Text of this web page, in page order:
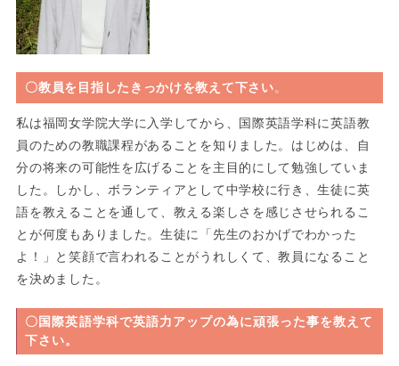
〇教員を目指したきっかけを教えて下さい。
私は福岡女学院大学に入学してから、国際英語学科に英語教
員のための教職課程があることを知りました。はじめは、自
分の将来の可能性を広げることを主目的にして勉強していま
した。しかし、ボランティアとして中学校に行き、生徒に英
語を教えることを通して、教える楽しさを感じさせられるこ
とが何度もありました。生徒に「先生のおかげでわかった
よ！」と笑顔で言われることがうれしくて、教員になること
を決めました。
〇国際英語学科で英語力アップの為に頑張った事を教えて
下さい。